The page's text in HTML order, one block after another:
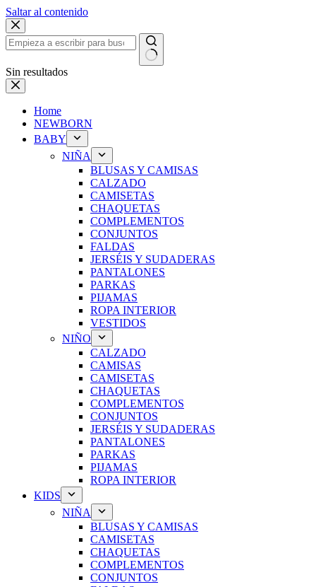
Saltar al contenido
Sin resultados
Home
NEWBORN
BABY
NIÑA
BLUSAS Y CAMISAS
CALZADO
CAMISETAS
CHAQUETAS
COMPLEMENTOS
CONJUNTOS
FALDAS
JERSÉIS Y SUDADERAS
PANTALONES
PARKAS
PIJAMAS
ROPA INTERIOR
VESTIDOS
NIÑO
CALZADO
CAMISAS
CAMISETAS
CHAQUETAS
COMPLEMENTOS
CONJUNTOS
JERSÉIS Y SUDADERAS
PANTALONES
PARKAS
PIJAMAS
ROPA INTERIOR
KIDS
NIÑA
BLUSAS Y CAMISAS
CAMISETAS
CHAQUETAS
COMPLEMENTOS
CONJUNTOS